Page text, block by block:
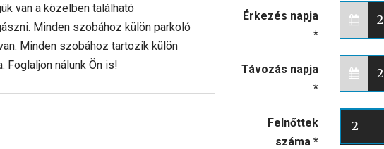
van a közelben található
Minden szobához külön parkoló
Minden szobához tartozik külön
nálunk Ön is!
Érkezés napja
*
Távozás napja
*
Felnőttek
száma*
2